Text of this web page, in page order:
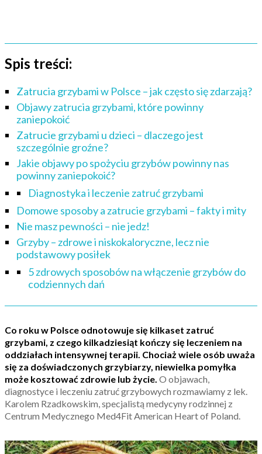
Spis treści:
Zatrucia grzybami w Polsce – jak często się zdarzają?
Objawy zatrucia grzybami, które powinny
zaniepokoić
Zatrucie grzybami u dzieci – dlaczego jest
szczególnie groźne?
Jakie objawy po spożyciu grzybów powinny nas
powinny zaniepokoić?
Diagnostyka i leczenie zatruć grzybami
Domowe sposoby a zatrucie grzybami – fakty i mity
Nie masz pewności – nie jedz!
Grzyby – zdrowe i niskokaloryczne, lecz nie
podstawowy posiłek
5 zdrowych sposobów na włączenie grzybów do
codziennych dań
Co roku w Polsce odnotowuje się kilkaset zatruć
grzybami, z czego kilkadziesiąt kończy się leczeniem na
oddziałach intensywnej terapii. Chociaż wiele osób uważa
się za doświadczonych grzybiarzy, niewielka pomyłka
może kosztować zdrowie lub życie. O objawach,
diagnostyce i leczeniu zatruć grzybowych rozmawiamy z lek.
Karolem Rzadkowskim, specjalistą medycyny rodzinnej z
Centrum Medycznego Med4Fit American Heart of Poland.